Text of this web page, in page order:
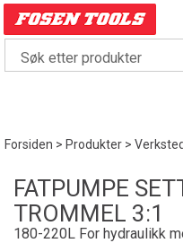
Forsiden>Produkter>Verksted
FATPUMPE
TROMMEL 3:1
180-220L For hydraulikk